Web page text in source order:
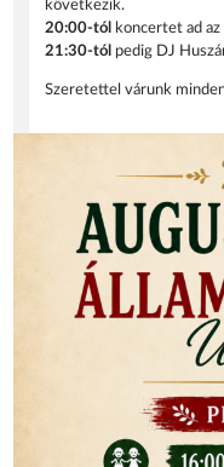
következik.
20:00-tól
koncertet ad
21:30-tól pedig DJ
Szeretettel várunk